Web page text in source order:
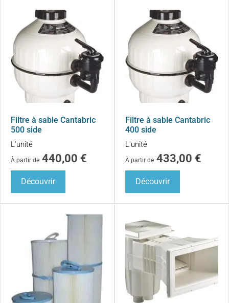
Filtre à sable Cantabric
500 side
L'unité
À partir de 440,00 €
Découvrir
Filtre à sable Cantabric
400 side
L'unité
À partir de 433,00 €
Découvrir